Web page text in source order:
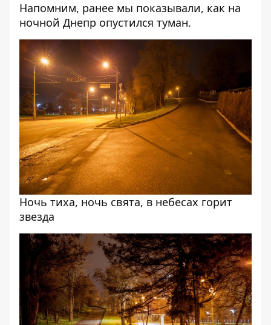
Напомним, ранее мы показывали, как на
ночной Днепр опустился туман.
Ночь тиха, ночь свята, в небесах горит
звезда